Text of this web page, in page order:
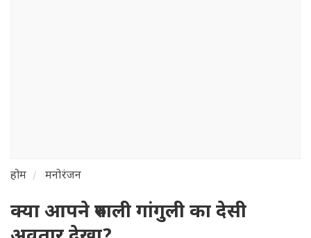
होम मनोरंजन
क्या आपने रुपाली गांगुली का देसी